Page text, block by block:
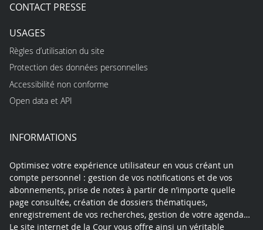
CONTACT PRESSE
USAGES
Règles d’utilisation du site
Protection des données personnelles
Accessibilité non conforme
Open data et API
INFORMATIONS
Optimisez votre expérience utilisateur en vous créant un
compte personnel : gestion de vos notifications et de vos
abonnements, prise de notes à partir de n’importe quelle
page consultée, création de dossiers thématiques,
enregistrement de vos recherches, gestion de votre agenda…
Le site internet de la Cour vous offre ainsi un véritable